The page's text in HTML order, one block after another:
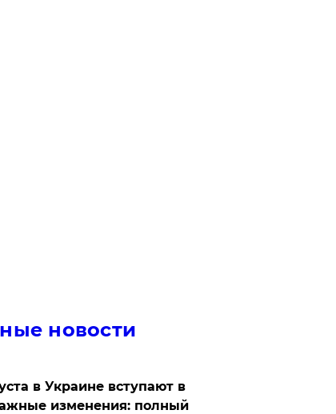
новости
в Украине вступают в
изменения: полный